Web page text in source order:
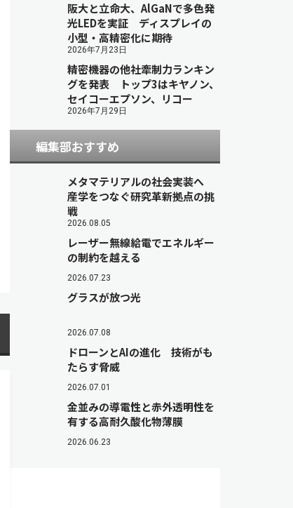
阪大と立命大、AlGaNで多色発
光LEDを実証 ディスプレイの
小型・高精密化に期待
2026年7月23日
精密機器の他社牽制力ランキン
グを発表 トップ3はキヤノン、
セイコーエプソン、リコー
2026年7月29日
編集部おすすめ
メタマテリアルの社会実装へ
産学をつなぐ研究革新拠点の挑
戦
2026.08.05
レーザー無線給電でエネルギー
の制約を越える
2026.07.23
グラスが放つ光
2026.07.08
ドローンとAIの進化 技術がも
たらす脅威
2026.07.01
金並みの導電性と赤外透明性を
有する高耐久酸化物薄膜
2026.06.23